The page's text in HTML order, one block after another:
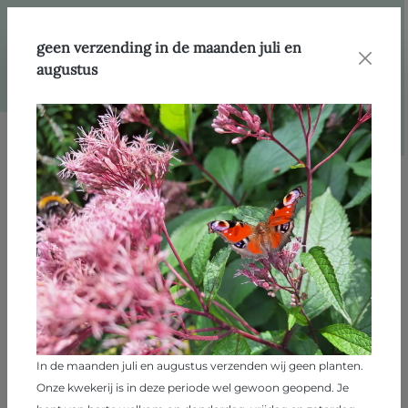
Filter
Filter
Kruidlaag168 producten
Achillea millefolium
geen verzending in de maanden juli en
augustus
In de maanden juli en augustus verzenden wij geen planten.
Onze kwekerij is in deze periode wel gewoon geopend. Je